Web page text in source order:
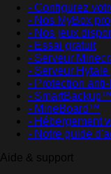
- Configurez
- Nos MyBox pro
- Nos jeux
- Essai gratuit
- Serveur
- Serveur
- Protection
- SmartBackup™
- MineBoard™
- Hébergement
- Notre guide
Aide & support